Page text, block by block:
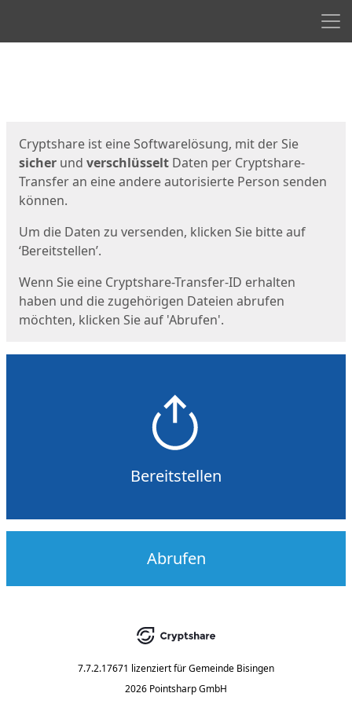
Cryptshare ist eine Softwarelösung, mit der Sie
sicher und verschlüsselt Daten per Cryptshare-
Transfer an eine andere autorisierte Person senden
können.
Um die Daten zu versenden, klicken Sie bitte auf
‘Bereitstellen’.
Wenn Sie eine Cryptshare-Transfer-ID erhalten
haben und die zugehörigen Dateien abrufen
möchten, klicken Sie auf 'Abrufen'.
Bereitstellen
Abrufen
7.7.2.17671 lizenziert fürGemeinde Bisingen
2026 Pointsharp GmbH